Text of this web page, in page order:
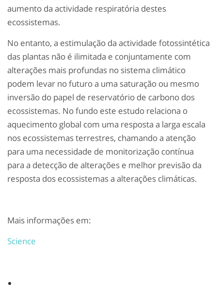
aumento da actividade respiratória destes
ecossistemas.
No entanto, a estimulação da actividade fotossintética
das plantas não é ilimitada e conjuntamente com
alterações mais profundas no sistema climático
podem levar no futuro a uma saturação ou mesmo
inversão do papel de reservatório de carbono dos
ecossistemas. No fundo este estudo relaciona o
aquecimento global com uma resposta a larga escala
nos ecossistemas terrestres, chamando a atenção
para uma necessidade de monitorização contínua
para a detecção de alterações e melhor previsão da
resposta dos ecossistemas a alterações climáticas.
Mais informações em:
Science